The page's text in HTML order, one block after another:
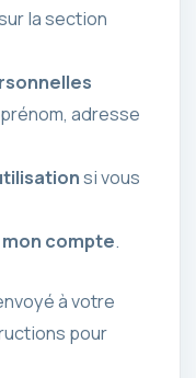
la section
adresse
si vous
compte.
à votre
pour